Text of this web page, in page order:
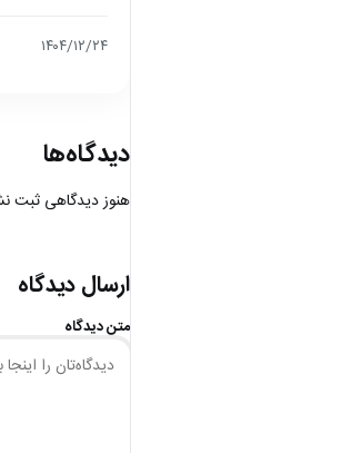
۱۴۰۴/۱۲/۲۴
دیدگاه‌ها
هنوز دیدگاهی ثبت
ارسال دیدگاه
متن دیدگاه